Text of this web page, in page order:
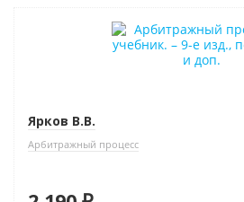
Новое издание
Ярков В.В.
Арбитражный процесс